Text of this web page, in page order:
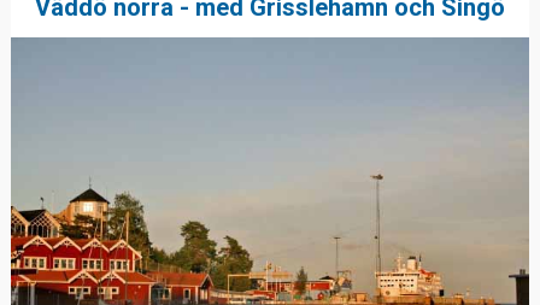
Väddö norra - med Grisslehamn och Singö